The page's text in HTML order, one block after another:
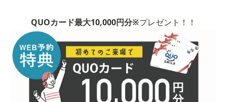
QUOカード最大10,000円分※プレゼント！！